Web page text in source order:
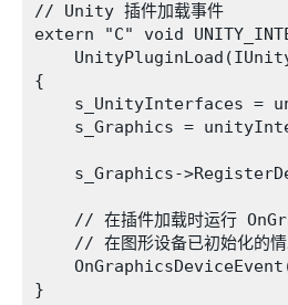
// Unity 插件加载事件
extern "C" void
{
s_UnityInterfaces =
s_Graphics =
s_Graphics-
// 在插件加载时运行
// 在图形设备已初始化的
}